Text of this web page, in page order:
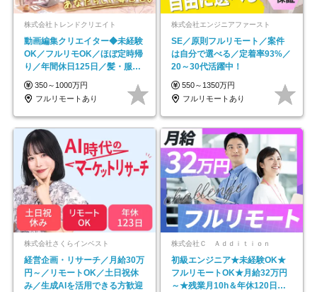
株式会社トレンドクリエイト
動画編集クリエイター◆未経験
OK／フルリモOK／ほぼ定時帰
り／年間休日125日／髪・服・
ネイル自由／副業OK
350～1000万円
フルリモートあり
株式会社エンジニアファースト
SE／原則フルリモート／案件
は自分で選べる／定着率93%／
20～30代活躍中！
550～1350万円
フルリモートあり
株式会社さくらインベスト
経営企画・リサーチ／月給30万
円～／リモートOK／土日祝休
み／生成AIを活用できる方歓迎
株式会社Ｃ Ａｄｄｉｔｉｏｎ
初級エンジニア★未経験OK★
フルリモートOK★月給32万円
～★残業月10h＆年休120日以